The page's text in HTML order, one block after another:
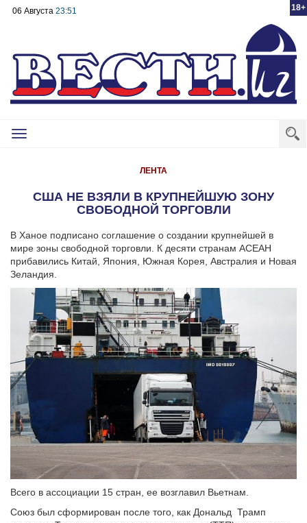
18+
06 Августа 23:51
Toggle
ЛЕНТА
США НЕ ВЗЯЛИ В КРУПНЕЙШУЮ ЗОНУ
СВОБОДНОЙ ТОРГОВЛИ
В Ханое подписано соглашение о создании крупнейшей в
мире зоны свободной торговли. К десяти странам АСЕАН
прибавились Китай, Япония, Южная Корея, Австралия и Новая
Зеландия.
Всего в ассоциации 15 стран, ее возглавил Вьетнам.
Союз был сформирован после того, как Дональд Трамп